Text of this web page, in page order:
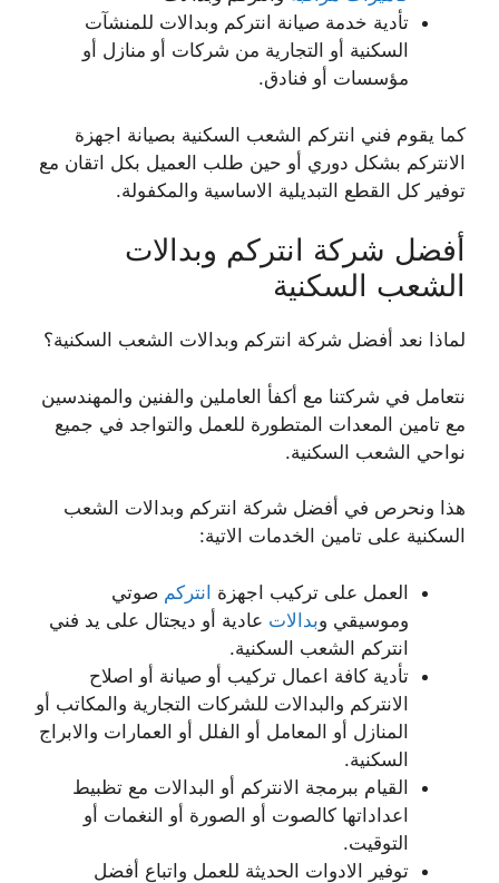
تأدية خدمة صيانة انتركم وبدالات للمنشآت
السكنية أو التجارية من شركات أو منازل أو
مؤسسات أو فنادق.
كما يقوم فني انتركم الشعب السكنية بصيانة اجهزة
الانتركم بشكل دوري أو حين طلب العميل بكل اتقان مع
توفير كل القطع التبديلية الاساسية والمكفولة.
أفضل شركة انتركم وبدالات
الشعب السكنية
لماذا نعد أفضل شركة انتركم وبدالات الشعب السكنية؟
نتعامل في شركتنا مع أكفأ العاملين والفنين والمهندسين
مع تامين المعدات المتطورة للعمل والتواجد في جميع
نواحي الشعب السكنية.
هذا ونحرص في أفضل شركة انتركم وبدالات الشعب
السكنية على تامين الخدمات الاتية:
العمل على تركيب اجهزة انتركم صوتي
وموسيقي وبدالات عادية أو ديجتال على يد فني
انتركم الشعب السكنية.
تأدية كافة اعمال تركيب أو صيانة أو اصلاح
الانتركم والبدالات للشركات التجارية والمكاتب أو
المنازل أو المعامل أو الفلل أو العمارات والابراج
السكنية.
القيام ببرمجة الانتركم أو البدالات مع تظبيط
اعداداتها كالصوت أو الصورة أو النغمات أو
التوقيت.
توفير الادوات الحديثة للعمل واتباع أفضل